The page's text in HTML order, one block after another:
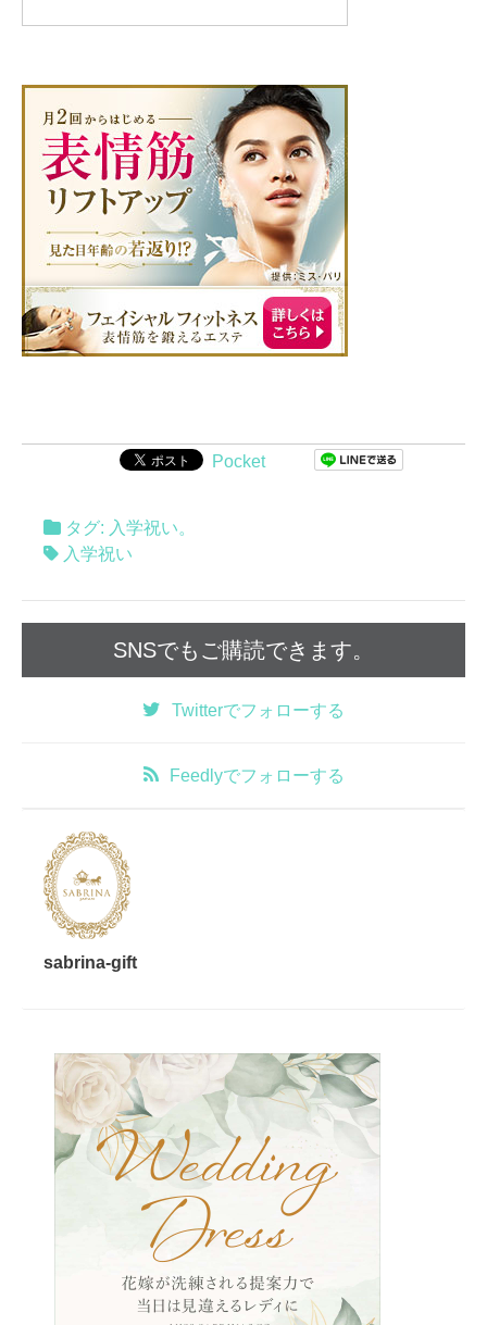
Pocket
タグ: 入学祝い。
入学祝い
SNSでもご購読できます。
Twitterでフォローする
Feedlyでフォローする
sabrina-gift